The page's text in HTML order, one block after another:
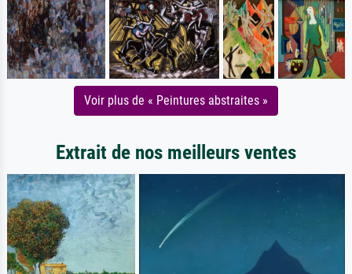
Voir plus de « Peintures abstraites »
Extrait de nos meilleurs ventes